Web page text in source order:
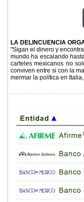
LA DELINCUENCIA
"Sigan el dinero y
mundo ha escalando
carteles mexicanos no
conviven entre si con la
mermar la política en